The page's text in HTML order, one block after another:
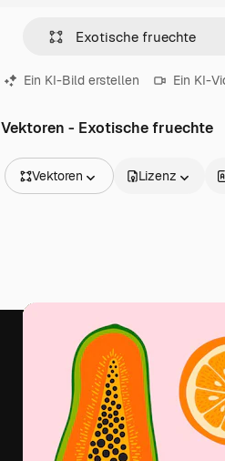
Ein KI-Bild erstellen Ein KI-
Vektoren - Exotische fruechte
Vektoren
Videos
Motion Graphics
Videovorlagen
3D-Modelle
Schriftarten
Lizenz
Die kreative Plattform,
Arbeit zu